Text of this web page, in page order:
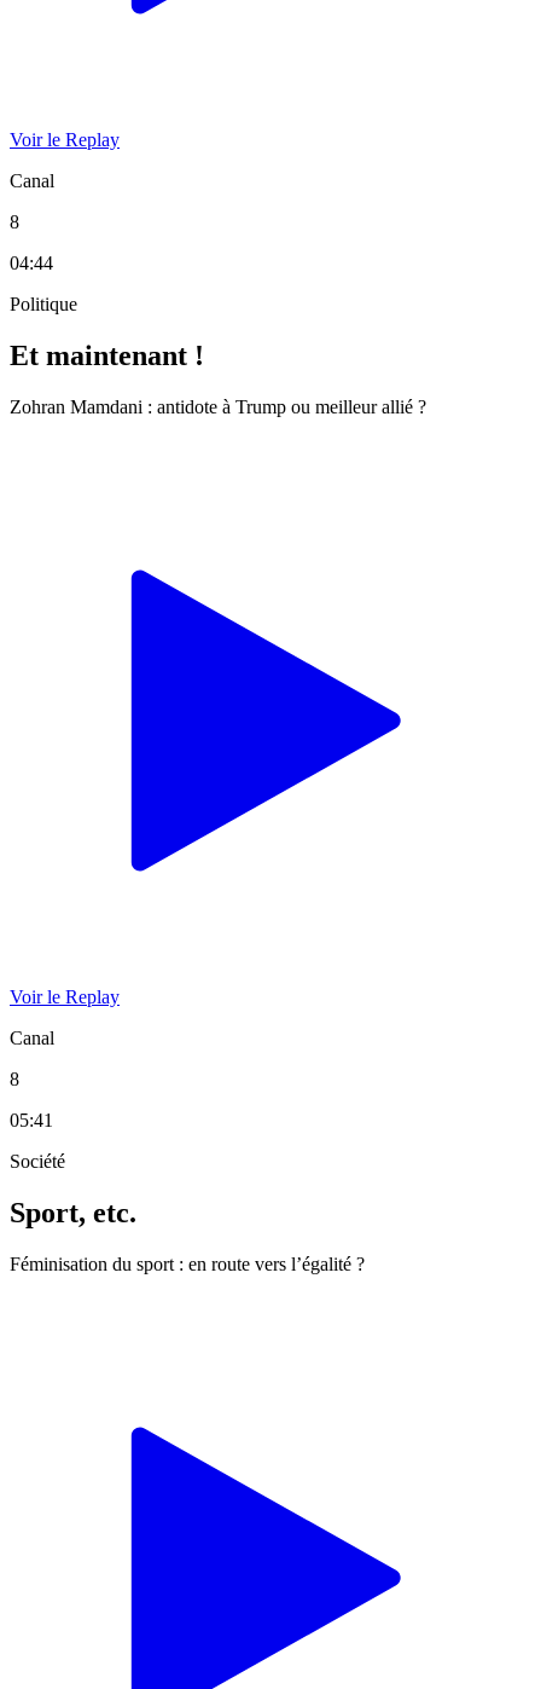
Voir le Replay
Canal
8
04:44
Politique
Et maintenant !
Zohran Mamdani : antidote à Trump ou meilleur allié ?
Voir le Replay
Canal
8
05:41
Société
Sport, etc.
Féminisation du sport : en route vers l’égalité ?